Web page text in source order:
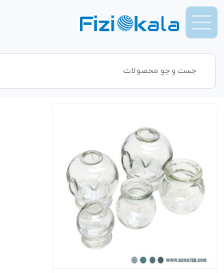
Products
search